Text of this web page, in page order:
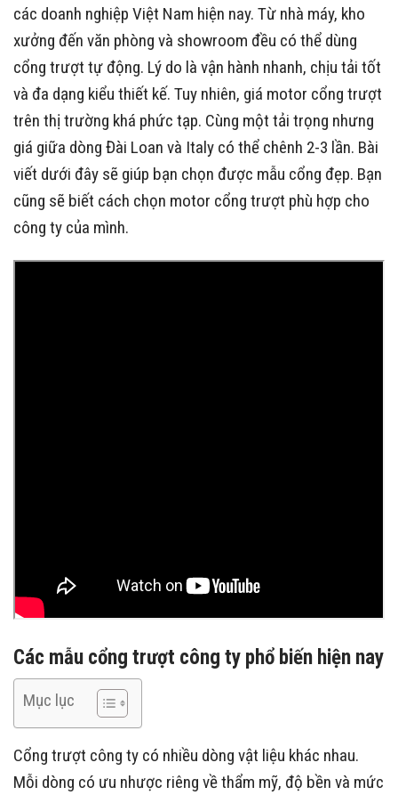
các doanh nghiệp Việt Nam hiện nay. Từ nhà máy, kho
xưởng đến văn phòng và showroom đều có thể dùng
cổng trượt tự động. Lý do là vận hành nhanh, chịu tải tốt
và đa dạng kiểu thiết kế. Tuy nhiên, giá motor cổng trượt
trên thị trường khá phức tạp. Cùng một tải trọng nhưng
giá giữa dòng Đài Loan và Italy có thể chênh 2-3 lần. Bài
viết dưới đây sẽ giúp bạn chọn được mẫu cổng đẹp. Bạn
cũng sẽ biết cách chọn motor cổng trượt phù hợp cho
công ty của mình.
Các mẫu cổng trượt công ty phổ biến hiện nay
Mục lục
Cổng trượt công ty có nhiều dòng vật liệu khác nhau.
Mỗi dòng có ưu nhược riêng về thẩm mỹ, độ bền và mức